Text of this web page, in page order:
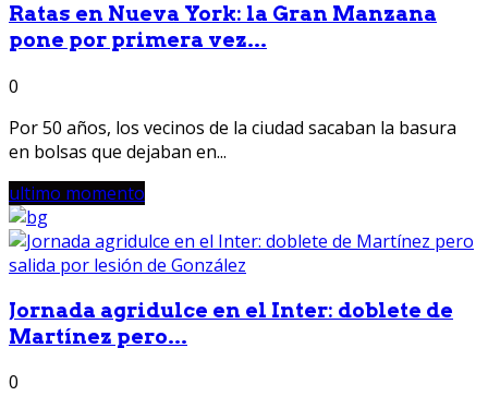
Ratas en Nueva York: la Gran Manzana
pone por primera vez...
0
Por 50 años, los vecinos de la ciudad sacaban la basura
en bolsas que dejaban en...
ultimo momento
Jornada agridulce en el Inter: doblete de
Martínez pero...
0